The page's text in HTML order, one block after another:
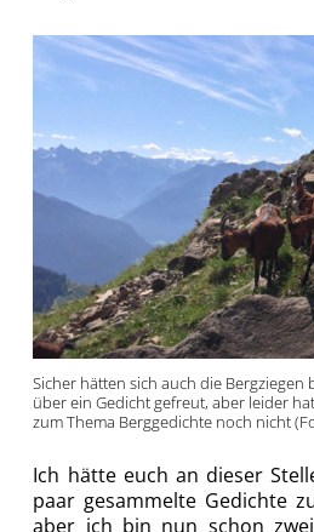
Sicher hätten sich auch die
über ein Gedicht gefreut, aber leider
zum Thema Berggedichte noch nicht
Ich hätte euch an dieser
paar gesammelte Gedichte
aber ich bin nun schon